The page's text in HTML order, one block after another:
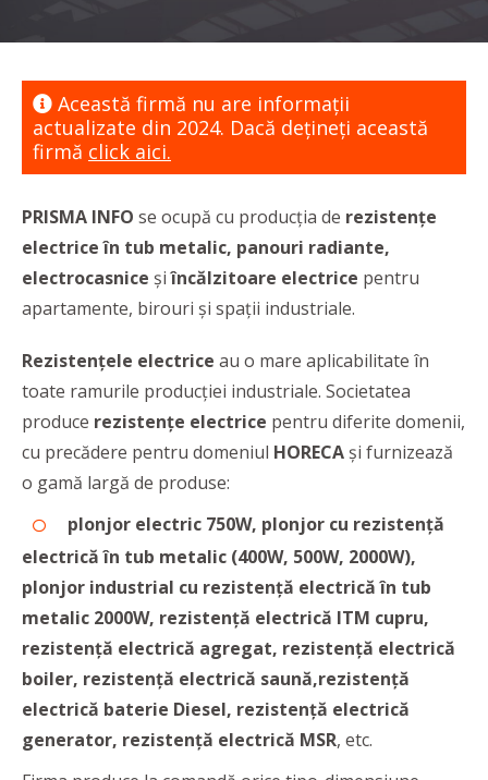
Această firmă nu are informaţii
actualizate din 2024. Dacă dețineți această
firmă click aici.
PRISMA INFO se ocupă cu producția de rezistențe
electrice în tub metalic, panouri radiante,
electrocasnice șiîncălzitoare electrice pentru
apartamente, birouri și spații industriale.
Rezistențele electrice au o mare aplicabilitate în
toate ramurile producției industriale. Societatea
produce rezistențe electrice pentru diferite domenii,
cu precădere pentru domeniul HORECA și furnizează
o gamă largă de produse:
plonjor electric 750W, plonjor cu rezistență
electrică în tub metalic (400W, 500W, 2000W),
plonjor industrial cu rezistență electrică în tub
metalic 2000W, rezistență electrică ITM cupru,
rezistență electrică agregat, rezistență electrică
boiler, rezistență electrică saună,rezistență
electrică baterie Diesel, rezistență electrică
generator, rezistență electrică MSR, etc.